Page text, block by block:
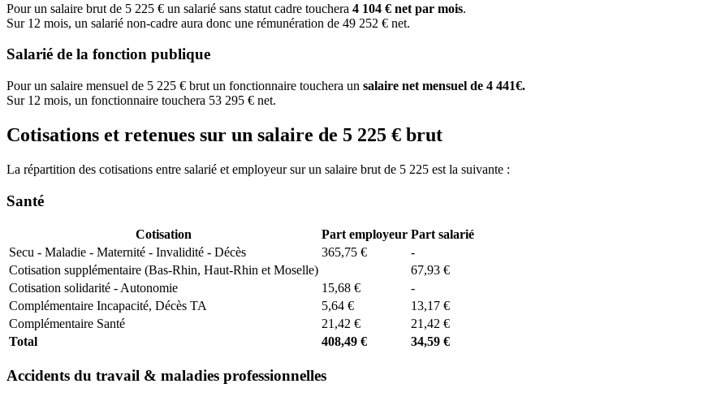
Pour un salaire brut de 5 225 € un salarié sans statut cadre touchera 4 104 € net par mois.
Sur 12 mois, un salarié non-cadre aura donc une rémunération de 49 252 € net.
Salarié de la fonction publique
Pour un salaire mensuel de 5 225 € brut un fonctionnaire touchera un salaire net mensuel de 4 441€.
Sur 12 mois, un fonctionnaire touchera 53 295 € net.
Cotisations et retenues sur un salaire de 5 225 € brut
La répartition des cotisations entre salarié et employeur sur un salaire brut de 5 225 est la suivante :
Santé
Cotisation Part employeur Part salarié
Secu - Maladie - Maternité - Invalidité - Décès
365,75 €
-
Cotisation supplémentaire (Bas-Rhin, Haut-Rhin et Moselle)
67,93 €
Cotisation solidarité - Autonomie
15,68 €
-
Complémentaire Incapacité, Décès TA
5,64 €
13,17 €
Complémentaire Santé
21,42 €
21,42 €
Total
408,49 € 34,59 €
Accidents du travail & maladies professionnelles